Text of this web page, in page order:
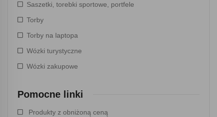
Saszetki, torebki sportowe, portfele
Torby
Torby na laptopa
Wózki turystyczne
Wózki zakupowe
Pomocne linki
Produkty z obniżoną ceną